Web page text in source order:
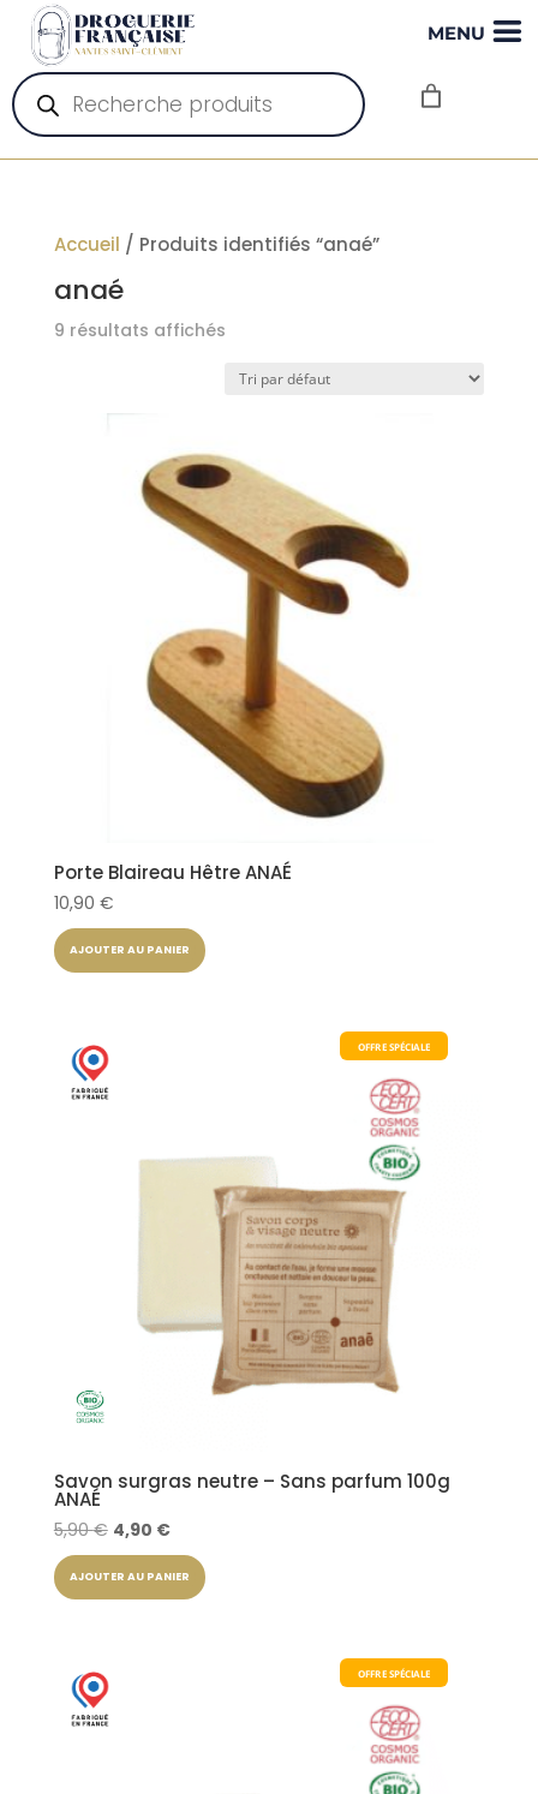
Recherche
de
produits
Accueil / Produits identifiés “anaé”
anaé
9 résultats affichés
Porte Blaireau Hêtre ANAÉ
10,90 €
AJOUTER AU PANIER
OFFRE SPÉCIALE
Savon surgras neutre – Sans parfum 100g
ANAÉ
5,90€ Le
prix
initial
4,90 €Le
prix
actuel
AJOUTER AU PANIER
OFFRE SPÉCIALE
MENU